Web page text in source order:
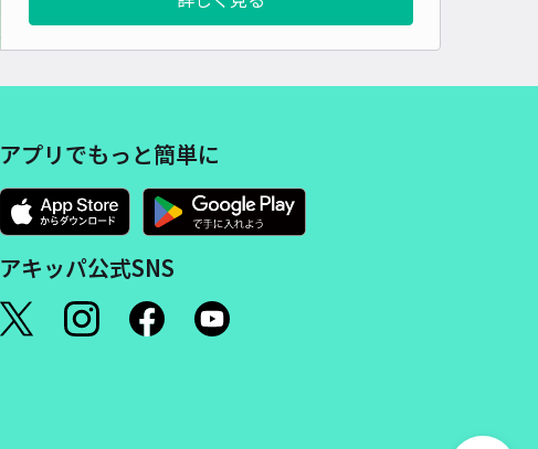
アプリでもっと簡単に
アキッパ公式SNS